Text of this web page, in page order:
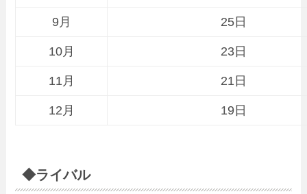
9月 25日
10月 23日
11月 21日
12月 19日
◆ライバル